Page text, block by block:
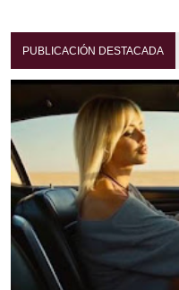
PUBLICACIÓN DESTACADA